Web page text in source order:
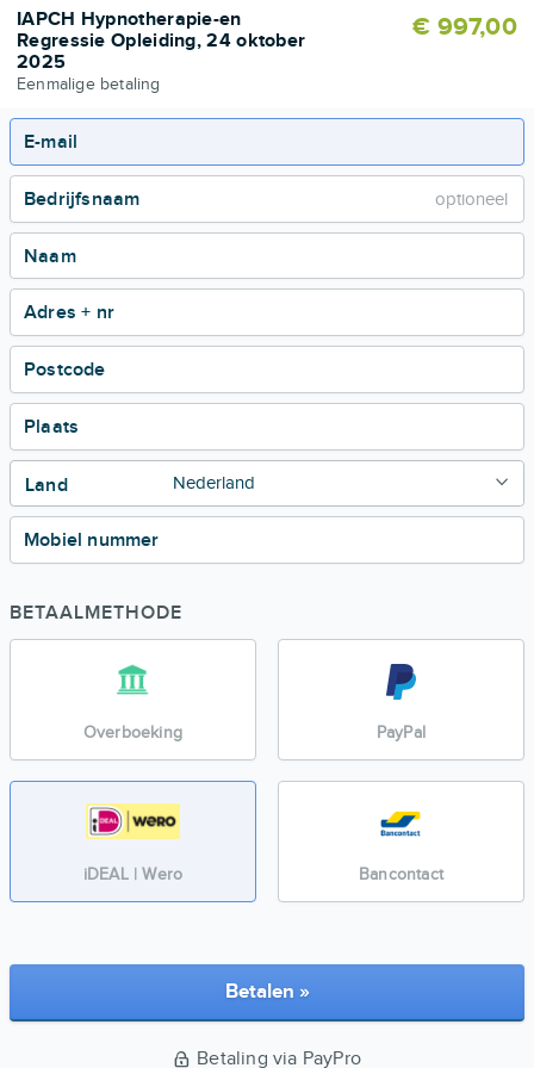
IAPCH Hypnotherapie-en
Regressie Opleiding, 24 oktober
2025
Eenmalige betaling
€ 997,00
E-mail
Bedrijfsnaam
Naam
Adres + nr
Postcode
Plaats
Land
Mobiel nummer
BETAALMETHODE
Overboeking PayPal
iDEAL | Wero Bancontact
Betalen »
Betaling via PayPro